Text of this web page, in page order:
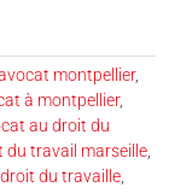
montpellier,
à montpellier,
au droit du
du travail marseille
du travaille